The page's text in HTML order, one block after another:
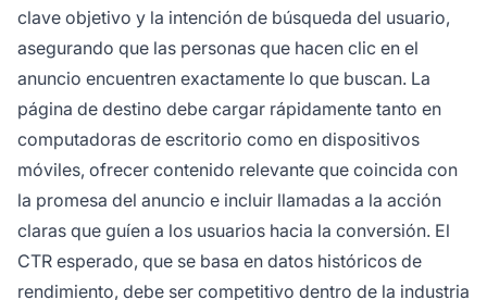
clave objetivo y la intención de búsqueda del usuario,
asegurando que las personas que hacen clic en el
anuncio encuentren exactamente lo que buscan. La
página de destino debe cargar rápidamente tanto en
computadoras de escritorio como en dispositivos
móviles, ofrecer contenido relevante que coincida con
la promesa del anuncio e incluir llamadas a la acción
claras que guíen a los usuarios hacia la conversión. El
CTR esperado, que se basa en datos históricos de
rendimiento, debe ser competitivo dentro de la industria